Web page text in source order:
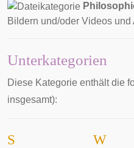
Bildern und/oder Videos und
Unterkategorien
Diese Kategorie enthält die
insgesamt):
S W